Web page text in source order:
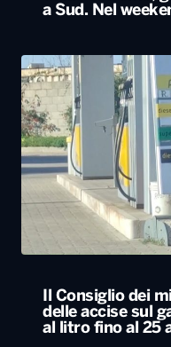
a Sud. Nel
Il Consiglio dei
delle accise sul
al litro fino al 25